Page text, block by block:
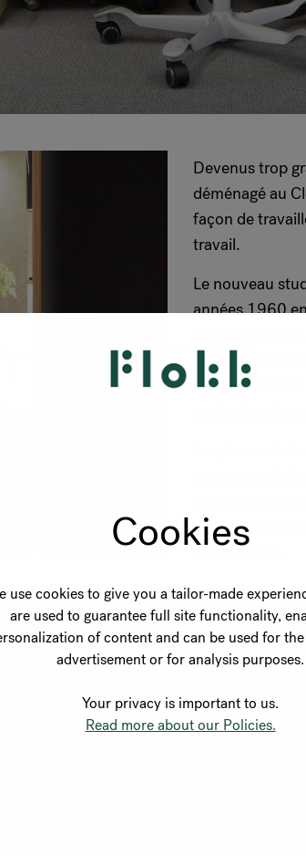
Cookies
use cookies to give you a tailor-made
are used to guarantee full site functionality,
of content and can be used for
advertisement or for analysis purposes.
Your privacy is important to us.
Read more about our Policies.
Devenus trop
déménagé au
façon de
travail.
Le nouveau
années 1960
cœur du
vitrine de la
la
Les plans
espace
travail, avec
pour des
événements.
spécifié des chaises
des visites de
de Flokk et testé
finale et notre
sceptiques avant,